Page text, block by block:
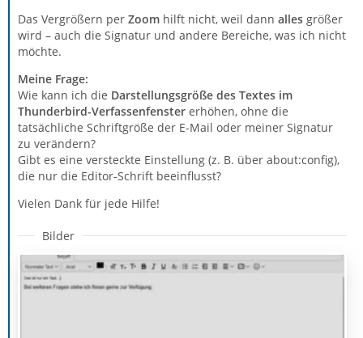
Das Vergrößern per Zoom hilft nicht, weil dann alles größer
wird – auch die Signatur und andere Bereiche, was ich nicht
möchte.
Meine Frage:
Wie kann ich die Darstellungsgröße des Textes im
Thunderbird-Verfassenfenster erhöhen, ohne die
tatsächliche Schriftgröße der E-Mail oder meiner Signatur
zu verändern?
Gibt es eine versteckte Einstellung (z. B. über about:config),
die nur die Editor-Schrift beeinflusst?
Vielen Dank für jede Hilfe!
Bilder